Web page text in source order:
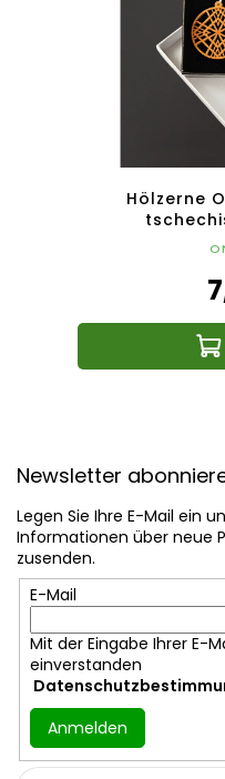
Hölzerne
Newsletter
Legen Sie Ihre E-Mail ein
Informationen über neue
zusenden.
E-Mail
Mit der Eingabe Ihrer E-
einverstanden
Anmelden